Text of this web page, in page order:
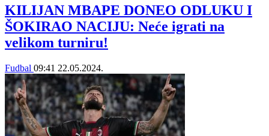
KILIJAN MBAPE DONEO ODLUKU I
ŠOKIRAO NACIJU: Neće igrati na
velikom turniru!
Fudbal 09:41 22.05.2024.